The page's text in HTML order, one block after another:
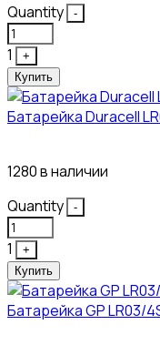
Quantity
-
1
+
Купить
Батарейка Duracell
1280 в наличии
Quantity
-
1
+
Купить
Батарейка GP LR03/